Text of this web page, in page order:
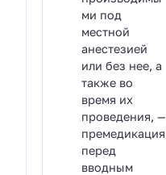
ми под
местной
анестезией
или без нее, а
также во
время их
проведения, —
премедикация
перед
вводным